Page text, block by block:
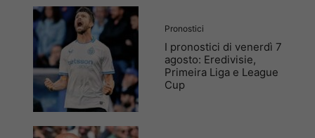
Pronostici
I pronostici di venerdì 7
agosto: Eredivisie,
Primeira Liga e League
Cup